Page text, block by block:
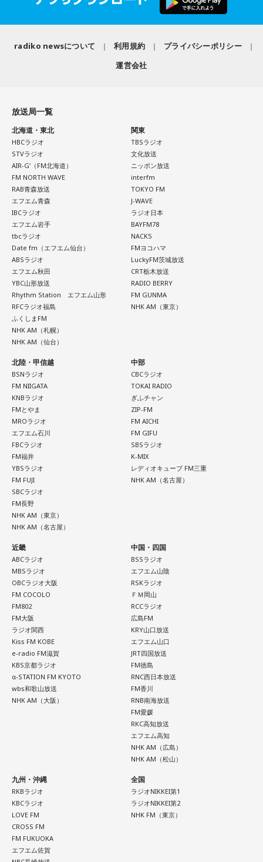
江原：やっぱり、集中力が欠けちゃうしね。だからご飯を食
べて、新しいお家を建てればまたよく寝られたりすると思う
れを大事にして、コンディションを常に最高に整えるという
ことであれば、もしかしたら悩んでいた時期は体調が不安定
例えば、小さいお子さんがいるときって、やっぱり楽しいけ
れど身体がついていけないときって、ちょっと子育てが憂鬱
になったりする時って出ちゃうじゃないですか。子どもの元
気な「キャー！」というのも、元気なときには「もう！」と
いうくらいで済むけれど、頭が痛いときはキツイもんね。そ
ういうことなんですよね。
自分の体力、コンディション。「元気」の「気」は中がお米
（氣）だから、しっかり食べて、元気をつけていってくださ
い。それも、仕事のうちです。
パートナーの奥迫協子、パーソナリティの江原啓之
●江原啓之 今夜の格言
「フィジカルはスピリチュアルの基本です」
番組名：Dr.Recella presents 江原啓之 おと語り
放送日時：TOKYO FM／FM 大阪 毎週日曜 22:00～22:25、エ
フエム山陰 毎週土曜 12:30～12:55
出演者：江原啓之、奥迫協子
番組Webサイト：
https://www.tfm.co.jp/oto/
3． ひび割れなど壊れる心配はないか
ダムの水は「溜め込んだ本音や感情」を暗示しています。ダ
ムの何が気になったかで、あなたがなぜ言いたいことを飲み
込んでしまうのか……その理由と、我慢の深さがわかります。
【解答】
1．こぼれてしまわないか……我慢しすぎ度90％
限界が気になったあなた。本音をギリギリまで溜め込んでい
ませんか。「嫌われるかも」という不安から、言葉を飲み込
み続けてきたのでは。でも、あなたが少し本音を見せても、
大切な人は離れていきません。小さな「イヤ」から、言葉に
してみましょう。
2．こんなに必要なのか……我慢しすぎ度45％
水の価値を気にしたあなた。裏を返せば、自分の意見に「言
うほどの価値があるのかな」と、自信を持てずにいるのかも
しれません。しかし、あなたの考えには、ちゃんと意味があ
ります。肩の力を抜いて、まずは思ったことを口にする練習
3．壊れる心配はないか……我慢しすぎ度70％
ダムが壊れないか気になったあなた。対立することで関係が
壊れるのを恐れ、その場を丸く収めるために本音を飲み込む
タイプです。ですが、健全なぶつかり合いは、関係をむしろ
深めるもの。意見を伝えることは、わがままではないと考え
てみては。
4．どうやって放水しているのか……我慢しすぎ度20％
上手な出し方を気にしたあなた。本音を出そうという意識は
しっかり持っているので、我慢しすぎは少なめです。ただ、
どう言えば角が立たないかを考えすぎて、タイミングを逃す
ことも。完璧を意識しすぎず、素直に伝えてみるのがコツで
す。
＊
我慢できるのは、あなたが優しくて、まわりを思いやれる証
拠です。あとは少しだけ、自分の本音も大切にしてあげまし
ょう。
■監修者プロフィール：草彅健太（くさなぎ・けんた）
東京池袋占い館セレーネ所属。メンタルケアカウンセラー。
鑑定件数は若い女性を中心に7,000件を超え、占いイベントや
アプリの監修も手がける。また、イベントMCや声優としての
活動もしており、芸能関係者からの依頼も多い。
Webサイト：
https://selene-uranai.com/
https://youtu.be/UHrZuZcHTj4
radiko newsについて 利用規約
プライバシーポリシー
運営会社
放送局一覧
北海道・東北
HBCラジオ
STVラジオ
AIR-G'（FM北海道）
FM NORTH WAVE
RAB青森放送
エフエム青森
IBCラジオ
エフエム岩手
tbcラジオ
Date fm（エフエム仙台）
ABSラジオ
エフエム秋田
YBC山形放送
Rhythm Station エフエム山形
RFCラジオ福島
ふくしまFM
NHK AM（札幌）
NHK AM（仙台）
関東
TBSラジオ
文化放送
ニッポン放送
interfm
TOKYO FM
J-WAVE
ラジオ日本
BAYFM78
NACK5
FMヨコハマ
LuckyFM茨城放送
CRT栃木放送
RADIO BERRY
FM GUNMA
NHK AM（東京）
北陸・甲信越
BSNラジオ
FM NIIGATA
KNBラジオ
FMとやま
MROラジオ
エフエム石川
FBCラジオ
FM福井
YBSラジオ
FM FUJI
SBCラジオ
FM長野
NHK AM（東京）
NHK AM（名古屋）
中部
CBCラジオ
TOKAI RADIO
ぎふチャン
ZIP-FM
FM AICHI
FM GIFU
SBSラジオ
K-MIX
レディオキューブ FM三重
NHK AM（名古屋）
近畿
ABCラジオ
MBSラジオ
OBCラジオ大阪
FM COCOLO
FM802
FM大阪
ラジオ関西
Kiss FM KOBE
e-radio FM滋賀
KBS京都ラジオ
α-STATION FM KYOTO
wbs和歌山放送
NHK AM（大阪）
中国・四国
BSSラジオ
エフエム山陰
RSKラジオ
ＦＭ岡山
RCCラジオ
広島FM
KRY山口放送
エフエム山口
JRT四国放送
FM徳島
RNC西日本放送
FM香川
RNB南海放送
FM愛媛
RKC高知放送
エフエム高知
NHK AM（広島）
NHK AM（松山）
九州・沖縄
RKBラジオ
KBCラジオ
LOVE FM
CROSS FM
FM FUKUOKA
エフエム佐賀
全国
ラジオNIKKEI第1
ラジオNIKKEI第2
NHK FM（東京）